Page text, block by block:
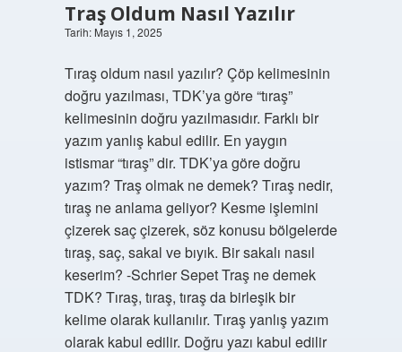
Traş Oldum Nasıl Yazılır
Tarih: Mayıs 1, 2025
Tıraş oldum nasıl yazılır? Çöp kelimesinin
doğru yazılması, TDK’ya göre “tıraş”
kelimesinin doğru yazılmasıdır. Farklı bir
yazım yanlış kabul edilir. En yaygın
istismar “tıraş” dir. TDK’ya göre doğru
yazım? Traş olmak ne demek? Tıraş nedir,
tıraş ne anlama geliyor? Kesme işlemini
çizerek saç çizerek, söz konusu bölgelerde
tıraş, saç, sakal ve bıyık. Bir sakalı nasıl
keserim? -Schrier Sepet Traş ne demek
TDK? Tıraş, tıraş, tıraş da birleşik bir
kelime olarak kullanılır. Tıraş yanlış yazım
olarak kabul edilir. Doğru yazı kabul edilir